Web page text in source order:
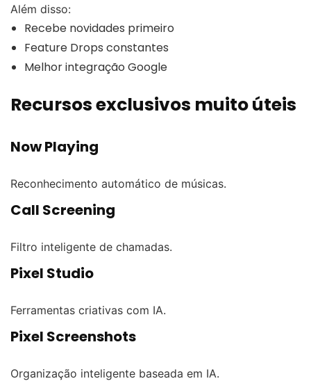
Além disso:
Recebe novidades primeiro
Feature Drops constantes
Melhor integração Google
Recursos exclusivos muito úteis
Now Playing
Reconhecimento automático de músicas.
Call Screening
Filtro inteligente de chamadas.
Pixel Studio
Ferramentas criativas com IA.
Pixel Screenshots
Organização inteligente baseada em IA.